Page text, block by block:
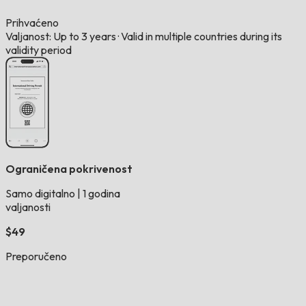
Prihvaćeno
Valjanost: Up to 3 years ·Valid in multiple countries during its
validity period
Ograničena pokrivenost
Samo digitalno 1 godina
valjanosti
$49
Preporučeno